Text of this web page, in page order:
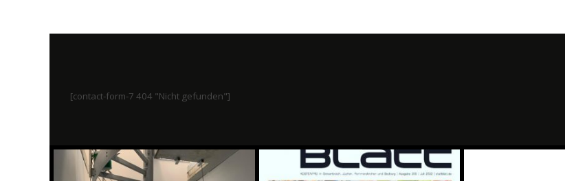
[contact-form-7 404 "Nicht gefunden"]